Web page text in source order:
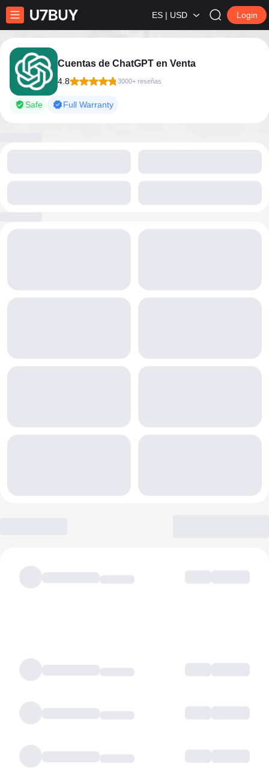
ES | USD Login
Cuentas de ChatGPT en Venta
4.8 3000+ reseñas
Safe Full Warranty